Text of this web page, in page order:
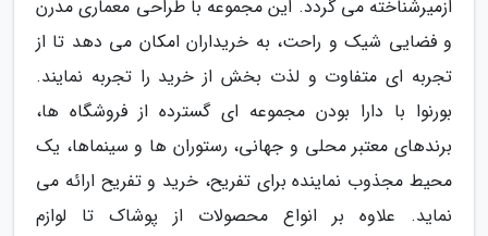
ازمیرشناخته می گردد. این مجموعه با طراحی معماری مدرن
و فضایی شیک و راحت، به خریداران امکان می دهد تا از
تجربه ای متفاوت و لذت بخش از خرید را تجربه نمایند.
بورنوا با دارا بودن مجموعه ای گسترده از فروشگاه ها،
برندهای معتبر محلی و جهانی، رستوران ها و سینماها، یک
محیط مجذوب نماینده برای تفریح، خرید و تفریح ارائه می
نماید. علاوه بر انواع محصولات از پوشاک تا لوازم